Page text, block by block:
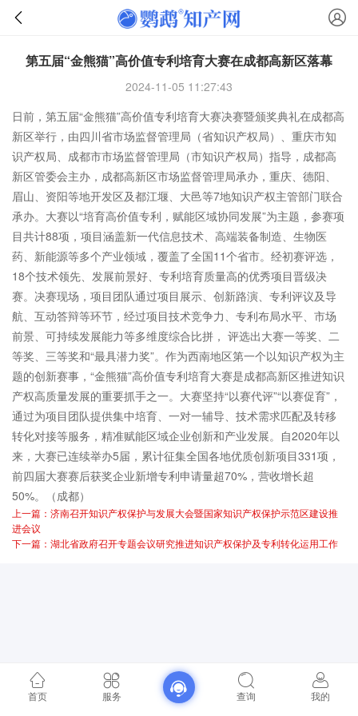
第五届“金熊猫”高价值专利培育大赛在成都高新区落幕
2024-11-05 11:27:43
日前，第五届“金熊猫”高价值专利培育大赛决赛暨颁奖典礼在成都高
新区举行，由四川省市场监督管理局（省知识产权局）、重庆市知
识产权局、成都市市场监督管理局（市知识产权局）指导，成都高
新区管委会主办，成都高新区市场监督管理局承办，重庆、德阳、
眉山、资阳等地开发区及都江堰、大邑等7地知识产权主管部门联合
承办。大赛以“培育高价值专利，赋能区域协同发展”为主题，参赛项
目共计88项，项目涵盖新一代信息技术、高端装备制造、生物医
药、新能源等多个产业领域，覆盖了全国11个省市。经初赛评选，
18个技术领先、发展前景好、专利培育质量高的优秀项目晋级决
赛。决赛现场，项目团队通过项目展示、创新路演、专利评议及导
航、互动答辩等环节，经过项目技术竞争力、专利布局水平、市场
前景、可持续发展能力等多维度综合比拼， 评选出大赛一等奖、二
等奖、三等奖和“最具潜力奖”。作为西南地区第一个以知识产权为主
题的创新赛事，“金熊猫”高价值专利培育大赛是成都高新区推进知识
产权高质量发展的重要抓手之一。大赛坚持“以赛代评”“以赛促育”，
通过为项目团队提供集中培育、一对一辅导、技术需求匹配及转移
转化对接等服务，精准赋能区域企业创新和产业发展。自2020年以
来，大赛已连续举办5届，累计征集全国各地优质创新项目331项，
前四届大赛赛后获奖企业新增专利申请量超70%，营收增长超
50%。（成都）
上一篇：济南召开知识产权保护与发展大会暨国家知识产权保护示范区建设推
进会议
下一篇：湖北省政府召开专题会议研究推进知识产权保护及专利转化运用工作
首页 服务 查询 我的